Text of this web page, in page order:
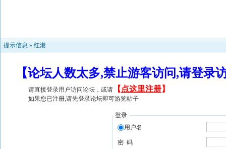
提示信息 » 红港
【论坛人数太多,禁止游客访问,请登
请直接登录用户访问论坛，或请 【 点这里注册】
如果您已注册,请先登录论坛即可游览帖子
登录
用户名
密 码